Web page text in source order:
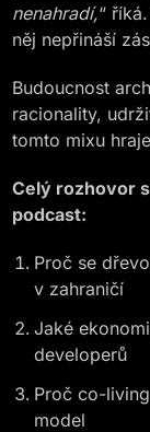
nenahradí,“
něj nepřináší
Budoucnost
racionality,
tomto mixu
Celý rozhovor
podcast:
Proč se
v zahraničí
Jaké
developerů
Proč co-
model